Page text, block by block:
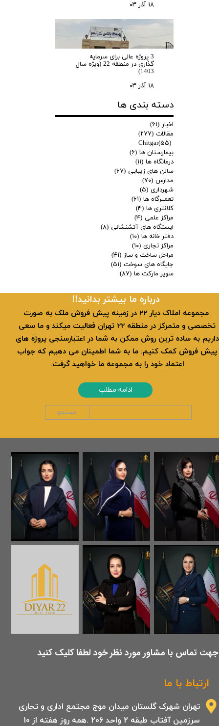
۱۸ آذر ۰۳
3 پروژه عالی برای سرمایه
گذاری در منطقه 22 (ویژه سال
1403)
۱۸ آذر ۰۳
دسته بندی ها
اخبار (۶۱)
مقالات (۲۷۷)
Chitgar(۵۵)
بیمارستان ها (۶)
درمانگاه ها (۱۱)
سالن های زیبایی (۶۷)
مدارس (۷۰)
شهرداری (۵)
تعمیرگاه ها (۶۱)
کلانتری ها (۴)
مراکز علمی (۴)
ایستگاه های آتشنشانی (۸)
دفتر خانه ها (۱۰)
مراکز تجاری (۱۰)
مراحل ساخت و ساز (۴۱)
جایگاه های سوخت (۵۱)
سوپر مارکت ها (۸۷)
ارتباط با ما
تهران شهرک گلستان میدان موج مجتمع اداری و تجاری
سرزمین آفتاب طبقه 2 واحد 206 .همه روز هفته از 10
​جهت تماس با مشاور مورد نظر خود لطفا کلیک کنید
​​درباره ما بیشتر بدانید!!
​ مجموعه املاک دیار 22 در زمینه پیش فروش ملک به صورت
تخصصی و متمرکز در منطقه 22 تهران فعالیت میکند و ما سعی
داریم به ساده ترین روش ممکن به شما در اعتبارسنجی پروژه های
پیش فروش کمک کنیم. ما به شما اطمینان می دهیم که جواب
اعتماد خود را به مجموعه ما خواهید گرفت.
ادامه مطلب
جستجو